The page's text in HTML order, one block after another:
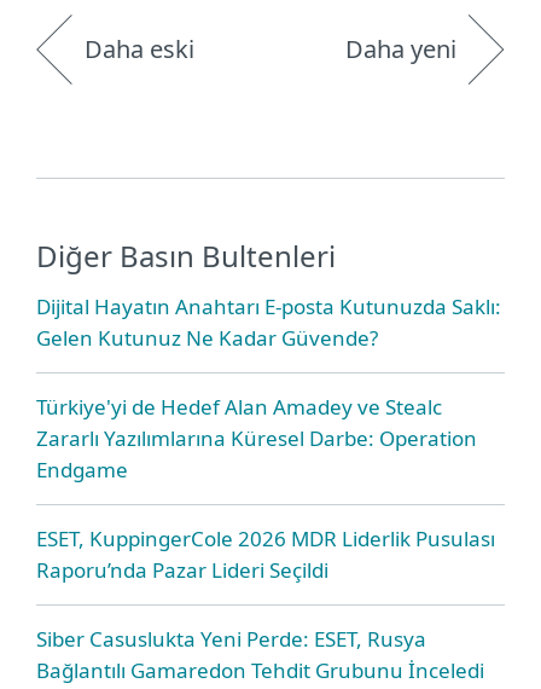
Daha eski Daha yeni
Diğer Basın Bultenleri
Dijital Hayatın Anahtarı E-posta Kutunuzda Saklı:
Gelen Kutunuz Ne Kadar Güvende?
Türkiye'yi de Hedef Alan Amadey ve Stealc
Zararlı Yazılımlarına Küresel Darbe: Operation
Endgame
ESET, KuppingerCole 2026 MDR Liderlik Pusulası
Raporu’nda Pazar Lideri Seçildi
Siber Casuslukta Yeni Perde: ESET, Rusya
Bağlantılı Gamaredon Tehdit Grubunu İnceledi